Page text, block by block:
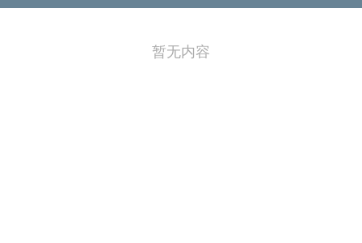
暂无内容